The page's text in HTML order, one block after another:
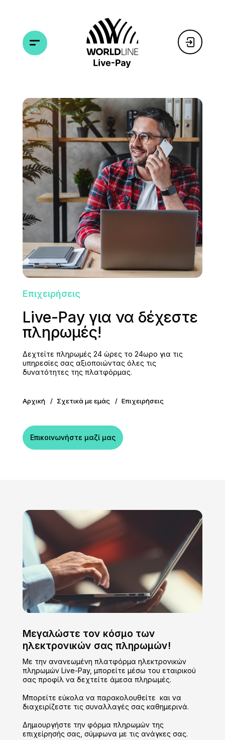
Επιχειρήσεις
Live-Pay για να δέχεστε
πληρωμές!
Δεχτείτε πληρωμές 24 ώρες το 24ωρο για τις
υπηρεσίες σας αξιοποιώντας όλες τις
δυνατότητες της πλατφόρμας.
Αρχική Σχετικά με εμάς Επιχειρήσεις
Επικοινωνήστε μαζί μας
Μεγαλώστε τον κόσμο των
ηλεκτρονικών σας πληρωμών!
Με την ανανεωμένη πλατφόρμα ηλεκτρονικών
πληρωμών Live-Pay, μπορείτε μέσω του εταιρικού
σας προφίλ να δεχτείτε άμεσα πληρωμές.
Μπορείτε εύκολα να παρακολουθείτε και να
διαχειρίζεστε τις συναλλαγές σας καθημερινά.
Δημιουργήστε την φόρμα πληρωμών της
επιχείρησής σας, σύμφωνα με τις ανάγκες σας.